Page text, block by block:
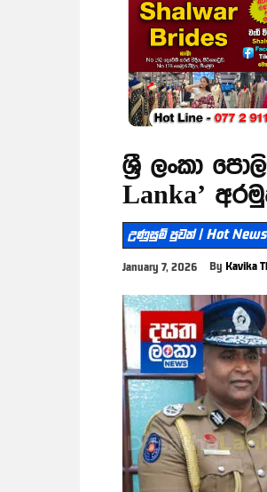
ශ්‍රී ලංකා
Lanka’
උණුසුම් පුවත් | Hot News
January 7, 2026 By Kavika